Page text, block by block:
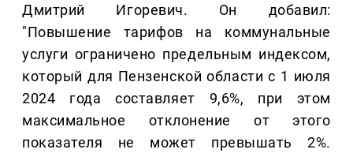
Дмитрий Игоревич. Он добавил:
"Повышение тарифов на коммунальные
услуги ограничено предельным индексом,
который для Пензенской области с 1 июля
2024 года составляет 9,6%, при этом
максимальное отклонение от этого
показателя не может превышать 2%.